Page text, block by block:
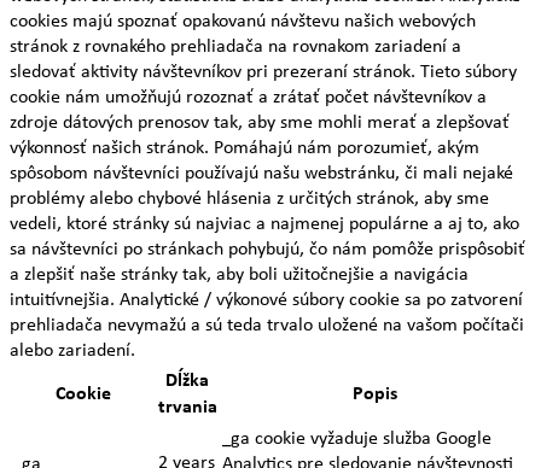
cookies majú spoznať opakovanú návštevu našich webových
stránok z rovnakého prehliadača na rovnakom zariadení a
sledovať aktivity návštevníkov pri prezeraní stránok. Tieto súbory
cookie nám umožňujú rozoznať a zrátať počet návštevníkov a
zdroje dátových prenosov tak, aby sme mohli merať a zlepšovať
výkonnosť našich stránok. Pomáhajú nám porozumieť, akým
spôsobom návštevníci používajú našu webstránku, či mali nejaké
problémy alebo chybové hlásenia z určitých stránok, aby sme
vedeli, ktoré stránky sú najviac a najmenej populárne a aj to, ako
sa návštevníci po stránkach pohybujú, čo nám pomôže prispôsobiť
a zlepšiť naše stránky tak, aby boli užitočnejšie a navigácia
intuitívnejšia. Analytické / výkonové súbory cookie sa po zatvorení
prehliadača nevymažú a sú teda trvalo uložené na vašom počítači
alebo zariadení.
Cookie
Dĺžka
trvania
Popis
_ga 2 years
_ga cookie vyžaduje služba Google
Analytics pre sledovanie návštevnosti